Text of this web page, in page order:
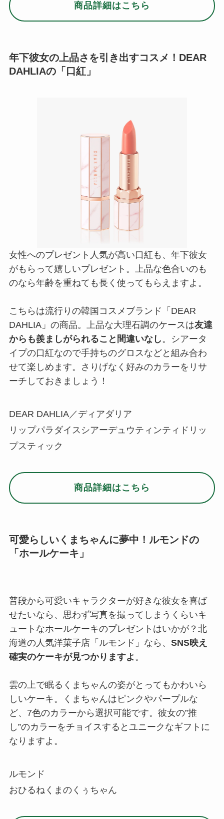
商品詳細はこちら
年下彼女の上品さを引き出すコスメ！DEAR
DAHLIAの「口紅」
女性へのプレゼント人気が高い口紅も、年下彼女
がもらって嬉しいプレゼント。上品な色合いのも
のなら年齢を重ねても長く使ってもらえますよ。
こちらは流行りの韓国コスメブランド「DEAR
DAHLIA」の商品。上品な大理石調のケースは友達
からも羨ましがられること間違いなし。シアータ
イプの口紅なので手持ちのグロスなどと組み合わ
せて楽しめます。さりげなく好みのカラーをリサ
ーチしておきましょう！
DEAR DAHLIA／ディアダリア
リップパラダイスシアーデュウティンティドリッ
プスティック
商品詳細はこちら
可愛らしいくまちゃんに夢中！ルモンドの
「ホールケーキ」
普段から可愛いキャラクターが好きな彼女を喜ば
せたいなら、思わず写真を撮ってしまうくらいキ
ュートなホールケーキのプレゼントはいかが？北
海道の人気洋菓子店「ルモンド」なら、 SNS映え
確実のケーキが見つかりますよ 。
雲の上で眠るくまちゃんの姿がとってもかわいら
しいケーキ。くまちゃんはピンクやパープルな
ど、7色のカラーから選択可能です。彼女の”推
し”のカラーをチョイスするとユニークなギフトに
なりますよ。
ルモンド
おひるねくまのくぅちゃん